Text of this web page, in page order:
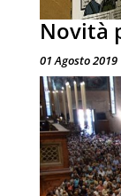
Novità
01 Agosto 2019